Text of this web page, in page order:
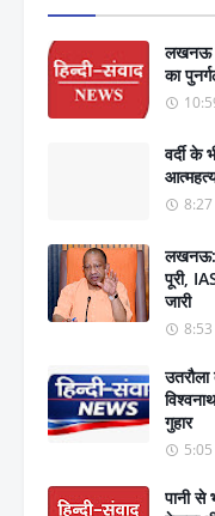
लखनऊ
का
वर्दी के
लखनऊ:
पूरी,
जारी
उतरौला
गुहार
पानी